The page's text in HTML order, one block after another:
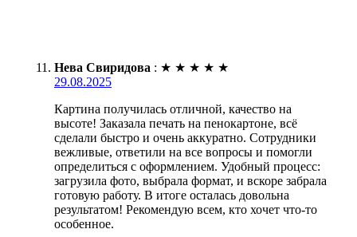
Нева Свиридова : ★ ★ ★ ★ ★
29.08.2025
Картина получилась отличной, качество на
высоте! Заказала печать на пенокартоне, всё
сделали быстро и очень аккуратно. Сотрудники
вежливые, ответили на все вопросы и помогли
определиться с оформлением. Удобный процесс:
загрузила фото, выбрала формат, и вскоре забрала
готовую работу. В итоге осталась довольна
результатом! Рекомендую всем, кто хочет что-то
особенное.